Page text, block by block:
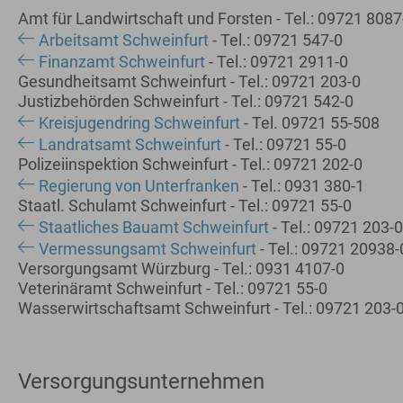
Amt für Landwirtschaft und Forsten - Tel.: 09721
Arbeitsamt Schweinfurt- Tel.: 09721 547-0
Finanzamt Schweinfurt- Tel.: 09721 2911-0
Gesundheitsamt Schweinfurt - Tel.: 09721 203-0
Justizbehörden Schweinfurt - Tel.: 09721 542-0
Kreisjugendring Schweinfurt- Tel. 09721 55-508
Landratsamt Schweinfurt- Tel.: 09721 55-0
Polizeiinspektion Schweinfurt - Tel.: 09721 202-0
Regierung von Unterfranken - Tel.: 0931 380-1
Staatl. Schulamt Schweinfurt - Tel.: 09721 55-0
Staatliches Bauamt Schweinfurt- Tel.: 09721 203-0
Vermessungsamt Schweinfurt- Tel.: 09721 20938-
Versorgungsamt Würzburg - Tel.: 0931 4107-0
Veterinäramt Schweinfurt - Tel.: 09721 55-0
Wasserwirtschaftsamt Schweinfurt - Tel.: 09721 203-0
Versorgungsunternehmen